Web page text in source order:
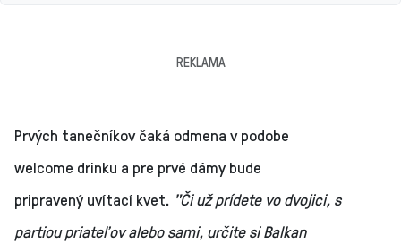
REKLAMA
Prvých tanečníkov čaká odmena v podobe
welcome drinku a pre prvé dámy bude
pripravený uvítací kvet. "Či už prídete vo dvojici, s
partiou priateľov alebo sami, určite si Balkan